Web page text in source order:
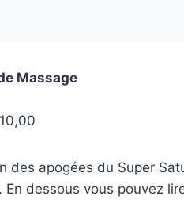
Massage
des apogées du Super
En dessous vous pouvez